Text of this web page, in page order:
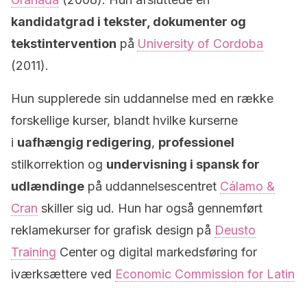
kandidatgrad i tekster, dokumenter og
tekstintervention på University of Cordoba
(2011).
Hun supplerede sin uddannelse med en række
forskellige kurser, blandt hvilke kurserne
i uafhængig redigering, professionel
stilkorrektion og undervisning i spansk for
udlændinge på uddannelsescentret Cálamo &
Cran skiller sig ud. Hun har også gennemført
reklamekurser for grafisk design på Deusto
Training Center og digital markedsføring for
iværksættere ved Economic Commission for Latin